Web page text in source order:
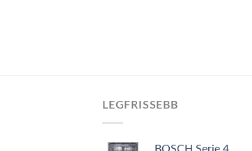
LEGFRISSEBB